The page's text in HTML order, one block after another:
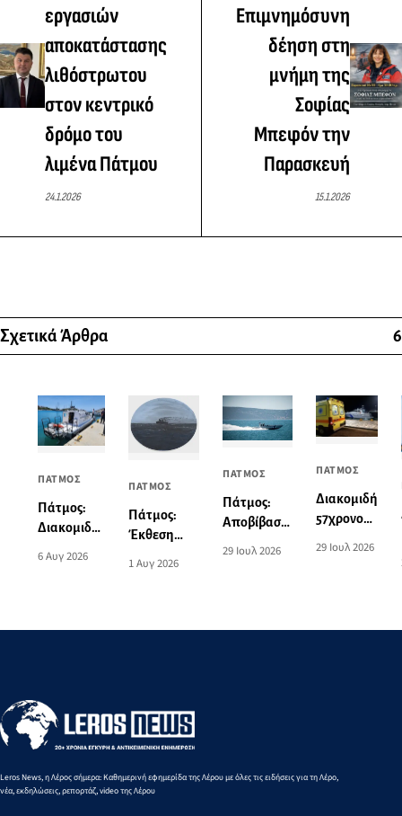
εργασιών
αποκατάστασης
λιθόστρωτου
στον κεντρικό
δρόμο του
λιμένα Πάτμου
24.1.2026
Επιμνημόσυνη
δέηση στη
μνήμη της
Σοφίας
Μπεφόν την
Παρασκευή
15.1.2026
Σχετικά Άρθρα 6
ΠΑΤΜΟΣ
Πάτμος:
Διακομιδή
στη Λέρο
6 Αυγ 2026
ΠΑΤΜΟΣ
Πάτμος:
Έκθεση
του Norman
Σταύρακα
1 Αυγ 2026
ΠΑΤΜΟΣ
Πάτμος:
Αποβίβαση
29 Ιουλ 2026
ΠΑΤΜΟΣ
Διακομιδή
57χρονου
29 Ιουλ 2026
Leros News, η Λέρος σήμερα: Καθημερινή εφημερίδα της Λέρου με όλες τις ειδήσεις για τη Λέρο,
νέα, εκδηλώσεις, ρεπορτάζ, video της Λέρου